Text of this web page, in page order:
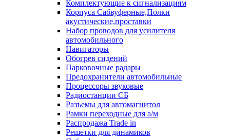
Комплектующие к сигнализациям
Корпуса Сабвуферные,Полки
акустические,проставки
Набор проводов для усилителя
автомобильного
Навигаторы
Обогрев сидений
Парковочные радары
Предохранители автомобильные
Процессоры звуковые
Радиостанции СБ
Разъемы для автомагнитол
Рамки переходные для а/м
Распродажа Trade in
Решетки для динамиков